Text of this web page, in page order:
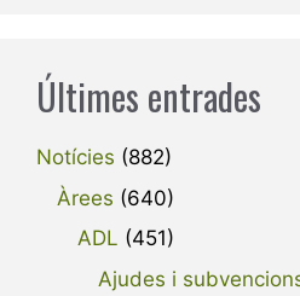
Últimes entrades
Notícies (882)
Àrees (640)
ADL (451)
Ajudes i